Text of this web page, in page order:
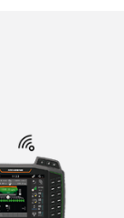
de
de